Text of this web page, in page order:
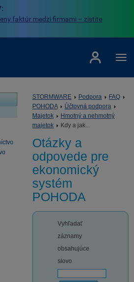
faktúr medzi firmami – zistite
STORMWARE Podpora
FAQ
POHODA
Účtovná podpora
Majetok
Hmotný a nehmotný
majetok
Kdy a jak...
Otázky a
odpovede pre
ekonomický
systém
POHODA
Vyhľadať
záznamy
obsahujúce
slovo